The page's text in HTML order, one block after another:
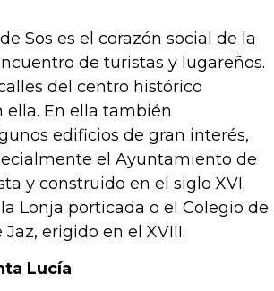
Sos es el corazón social de la
de turistas y lugareños.
del centro histórico
ella. En ella también
edificios de gran interés,
el Ayuntamiento de
y construido en el siglo XVI.
Lonja porticada o el Colegio de
erigido en el XVIII.
Lucía